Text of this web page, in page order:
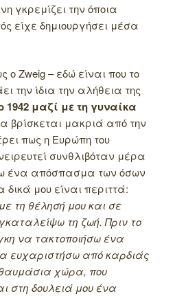
γκρεμίζει την όποια
είχε δημιουργήσει μέσα
ο Zweig – εδώ είναι που το
την ίδια την αλήθεια της
1942 μαζί με τη γυναίκα
βρίσκεται μακριά από την
πως η Ευρώπη του
συνθλιβόταν μέρα
ένα απόσπασμα των όσων
δικά μου είναι περιττά:
τη θέλησή μου και σε
τη ζωή. Πριν το
να τακτοποιήσω ένα
ευχαριστήσω από καρδιάς
χώρα, που
στη δουλειά μου ένα